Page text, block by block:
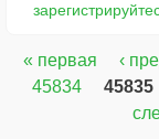
Страницы
« первая ‹
45834
45835